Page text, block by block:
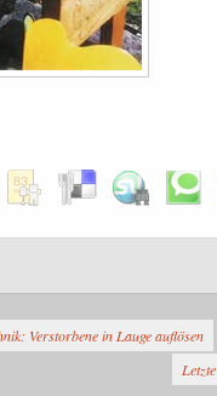
Verstorbene in Lauge auflösen